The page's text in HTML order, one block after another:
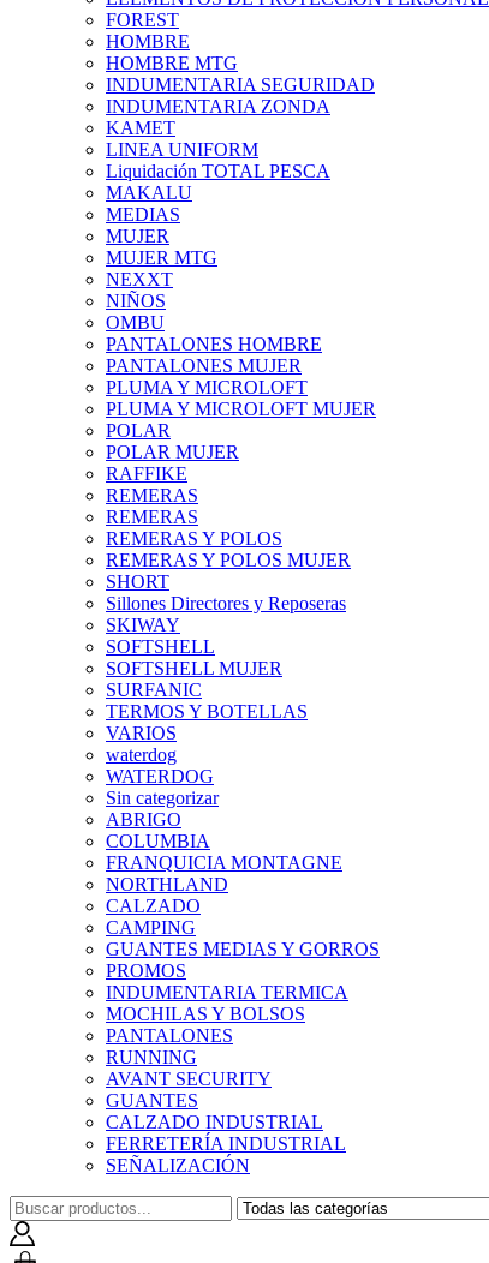
FOREST
HOMBRE
HOMBRE MTG
INDUMENTARIA SEGURIDAD
INDUMENTARIA ZONDA
KAMET
LINEA UNIFORM
Liquidación TOTAL PESCA
MAKALU
MEDIAS
MUJER
MUJER MTG
NEXXT
NIÑOS
OMBU
PANTALONES HOMBRE
PANTALONES MUJER
PLUMA Y MICROLOFT
PLUMA Y MICROLOFT MUJER
POLAR
POLAR MUJER
RAFFIKE
REMERAS
REMERAS
REMERAS Y POLOS
REMERAS Y POLOS MUJER
SHORT
Sillones Directores y Reposeras
SKIWAY
SOFTSHELL
SOFTSHELL MUJER
SURFANIC
TERMOS Y BOTELLAS
VARIOS
waterdog
WATERDOG
Sin categorizar
ABRIGO
COLUMBIA
FRANQUICIA MONTAGNE
NORTHLAND
CALZADO
CAMPING
GUANTES MEDIAS Y GORROS
PROMOS
INDUMENTARIA TERMICA
MOCHILAS Y BOLSOS
PANTALONES
RUNNING
AVANT SECURITY
GUANTES
CALZADO INDUSTRIAL
FERRETERÍA INDUSTRIAL
SEÑALIZACIÓN